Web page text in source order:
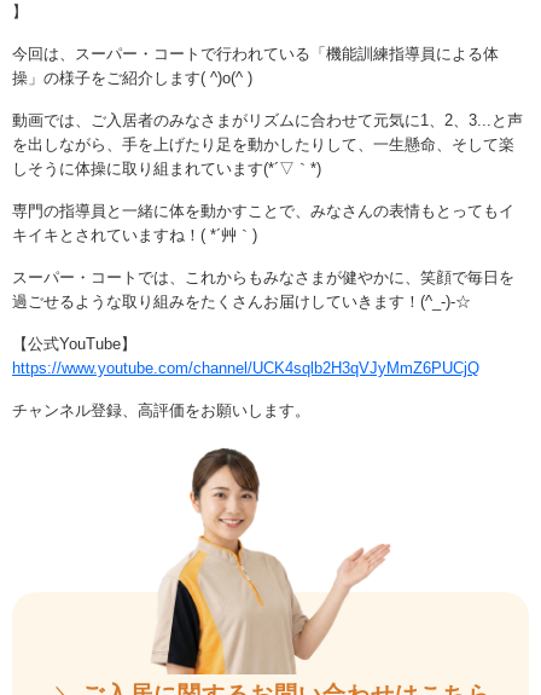
】
今回は、スーパー・コートで行われている「機能訓練指導員による体
操」の様子をご紹介します( ^)o(^ )
動画では、ご入居者のみなさまがリズムに合わせて元気に1、2、3...と声
を出しながら、手を上げたり足を動かしたりして、一生懸命、そして楽
しそうに体操に取り組まれています(*´▽｀*)
専門の指導員と一緒に体を動かすことで、みなさんの表情もとってもイ
キイキとされていますね！( *´艸｀)
スーパー・コートでは、これからもみなさまが健やかに、笑顔で毎日を
過ごせるような取り組みをたくさんお届けしていきます！(^_-)-☆
【公式YouTube】
https://www.youtube.com/channel/UCK4sqlb2H3qVJyMmZ6PUCjQ
チャンネル登録、高評価をお願いします。